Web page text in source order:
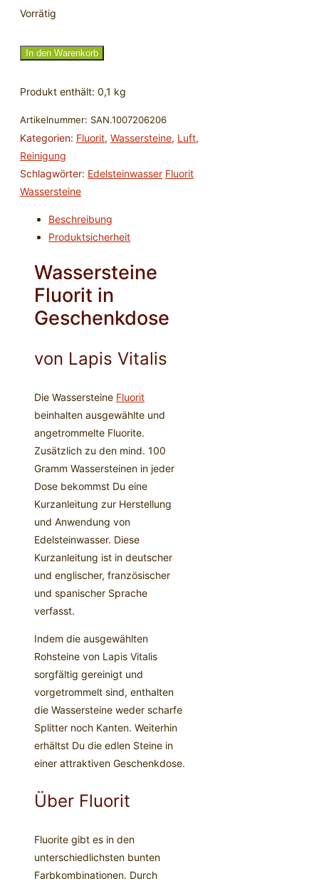
Vorrätig
Wassersteine
in
Menge
In den Warenkorb
Produkt enthält: 0,1 kg
Artikelnummer: SAN.1007206206
Kategorien: Fluorit, Wassersteine, Luft,
Reinigung
Schlagwörter: Edelsteinwasser Fluorit
Wassersteine
Beschreibung
Produktsicherheit
Wassersteine
Fluorit in
Geschenkdose
von Lapis Vitalis
Die Wassersteine Fluorit
beinhalten ausgewählte und
angetrommelte Fluorite.
Zusätzlich zu den mind. 100
Gramm Wassersteinen in jeder
Dose bekommst Du eine
Kurzanleitung zur Herstellung
und Anwendung von
Edelsteinwasser. Diese
Kurzanleitung ist in deutscher
und englischer, französischer
und spanischer Sprache
verfasst.
Indem die ausgewählten
Rohsteine von Lapis Vitalis
sorgfältig gereinigt und
vorgetrommelt sind, enthalten
die Wassersteine weder scharfe
Splitter noch Kanten. Weiterhin
erhältst Du die edlen Steine in
einer attraktiven Geschenkdose.
Über Fluorit
Fluorite gibt es in den
unterschiedlichsten bunten
Farbkombinationen. Durch